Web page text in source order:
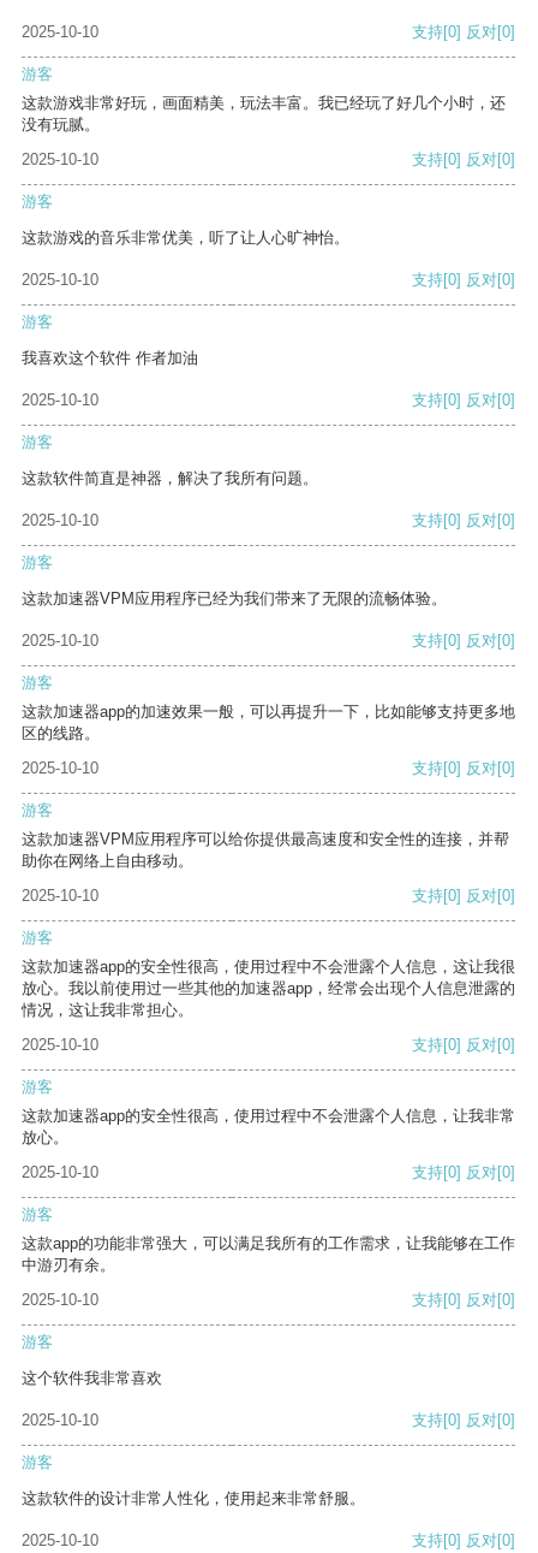
2025-10-10 支持[0] 反对[0]
游客
这款游戏非常好玩，画面精美，玩法丰富。我已经玩了好几个小时，还
没有玩腻。
2025-10-10
支持[0] 反对[0]
游客
这款游戏的音乐非常优美，听了让人心旷神怡。
2025-10-10 支持[0] 反对[0]
游客
我喜欢这个软件 作者加油
2025-10-10 支持[0] 反对[0]
游客
这款软件简直是神器，解决了我所有问题。
2025-10-10 支持[0] 反对[0]
游客
这款加速器VPM应用程序已经为我们带来了无限的流畅体验。
2025-10-10 支持[0] 反对[0]
游客
这款加速器app的加速效果一般，可以再提升一下，比如能够支持更多地
区的线路。
2025-10-10
支持[0] 反对[0]
游客
这款加速器VPM应用程序可以给你提供最高速度和安全性的连接，并帮
助你在网络上自由移动。
2025-10-10
支持[0] 反对[0]
游客
这款加速器app的安全性很高，使用过程中不会泄露个人信息，这让我很
放心。我以前使用过一些其他的加速器app，经常会出现个人信息泄露的
情况，这让我非常担心。
2025-10-10
支持[0] 反对[0]
游客
这款加速器app的安全性很高，使用过程中不会泄露个人信息，让我非常
放心。
2025-10-10
支持[0] 反对[0]
游客
这款app的功能非常强大，可以满足我所有的工作需求，让我能够在工作
中游刃有余。
2025-10-10
支持[0] 反对[0]
游客
这个软件我非常喜欢
2025-10-10 支持[0] 反对[0]
游客
这款软件的设计非常人性化，使用起来非常舒服。
2025-10-10 支持[0] 反对[0]